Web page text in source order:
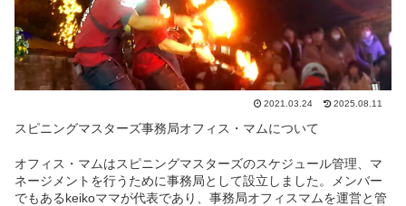
2021.03.24 2025.08.11
スピニングマスターズ事務局オフィス・マムについて
オフィス・マムはスピニングマスターズのスケジュール管理、マ
ネージメントを行うために事務局として設立しました。メンバー
でもあるkeikoママが代表であり、事務局オフィスマムを運営と管